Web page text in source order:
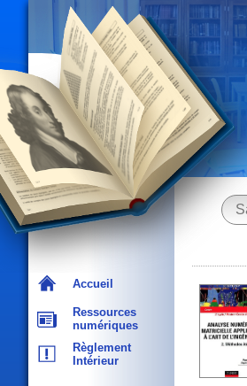
Accueil
Ressources
numériques
Règlement
Intérieur